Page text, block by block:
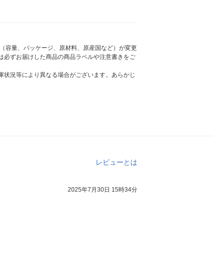
容量、パッケージ、原材料、原産国など）が変更
ずお届けした商品の商品ラベルや注意書きをご
況等により異なる場合がございます。あらかじ
レビューとは
2025年7月30日 15時34分